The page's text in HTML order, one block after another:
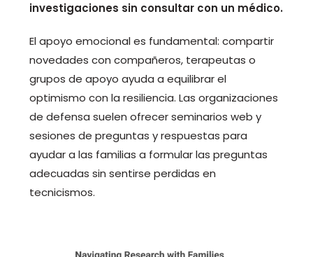
investigaciones sin consultar con un médico.
El apoyo emocional es fundamental: compartir
novedades con compañeros, terapeutas o
grupos de apoyo ayuda a equilibrar el
optimismo con la resiliencia. Las organizaciones
de defensa suelen ofrecer seminarios web y
sesiones de preguntas y respuestas para
ayudar a las familias a formular las preguntas
adecuadas sin sentirse perdidas en
tecnicismos.